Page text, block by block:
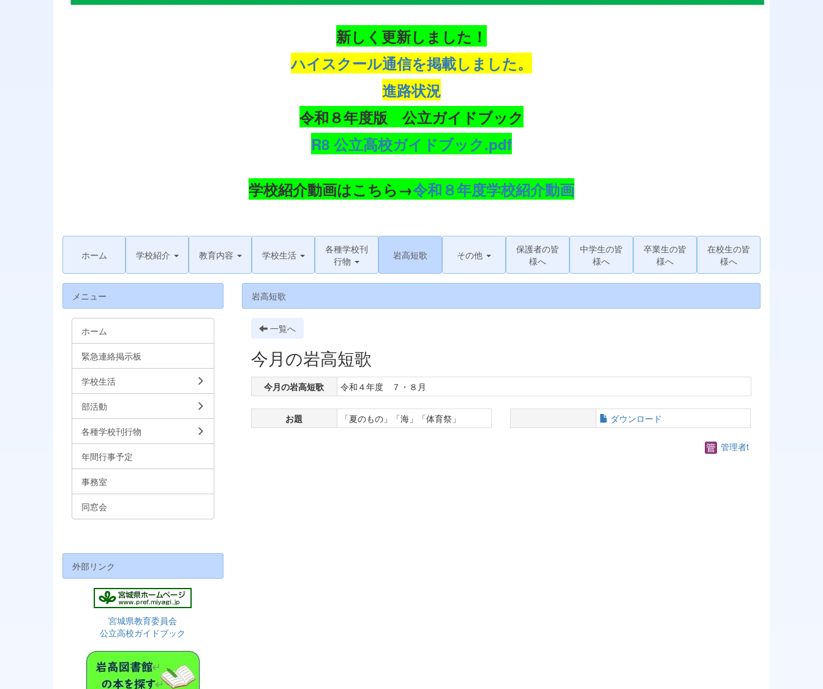
新しく更新しました！
ハイスクール通信を掲載しました。
進路状況
令和８年度版 公立ガイドブック
R8 公立高校ガイドブック.pdf
学校紹介動画はこちら→令和８年度学校紹介動画
ホーム 学校紹介 教育内容 学校生活
各種学校刊
行物
岩高短歌 その他
保護者の皆
様へ
中学生の皆
様へ
卒業生の皆
様へ
在校生の皆
様へ
岩高短歌
一覧へ
今月の岩高短歌
今月の岩高短歌 令和４年度 ７・８月
お題 「夏のもの」「海」「体育祭」 ダウンロード
管理者t
メニュー
ホーム
緊急連絡掲示板
学校生活
部活動
各種学校刊行物
年間行事予定
事務室
同窓会
外部リンク
宮城県教育委員会
公立高校ガイドブック